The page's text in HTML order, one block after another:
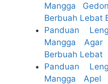
Mangga
Berbuah Lebat
Panduan
Mangga
Berbuah Lebat
Panduan
Mangga Apel